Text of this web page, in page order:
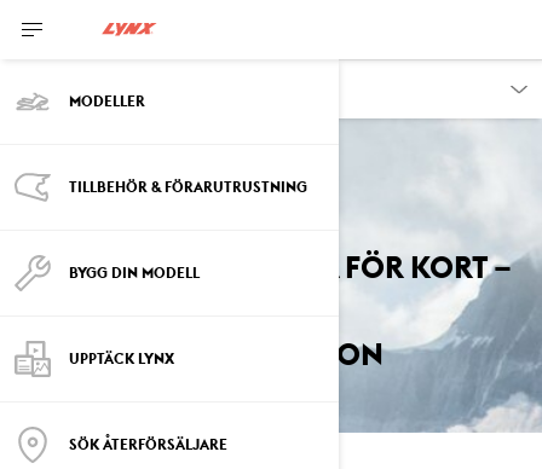
MODELLER
TILLBEHÖR & FÖRARUTRUSTNING
BYGG DIN MODELL
UPPTÄCK LYNX
SÖK ÅTERFÖRSÄLJARE
Tillbaka till säkerhetsåterkallelser
Gasvajern kan vara för kort –
fordonsacceleration